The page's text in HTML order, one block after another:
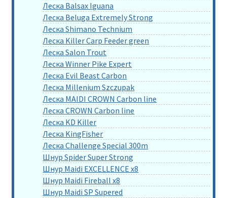
Леска Balsax Iguana
Леска Beluga Extremely Strong
Леска Shimano Technium
Леска Killer Carp Feeder green
Леска Salon Trout
Леска Winner Pike Expert
Леска Evil Beast Carbon
Леска Millenium Szczupak
Леска MAIDI CROWN Carbon line
Леска CROWN Carbon line
Леска KD Killer
Леска KingFisher
Леска Challenge Special 300m
Шнур Spider Super Strong
Шнур Maidi EXCELLENCE x8
Шнур Maidi Fireball x8
Шнур Maidi SP Supered